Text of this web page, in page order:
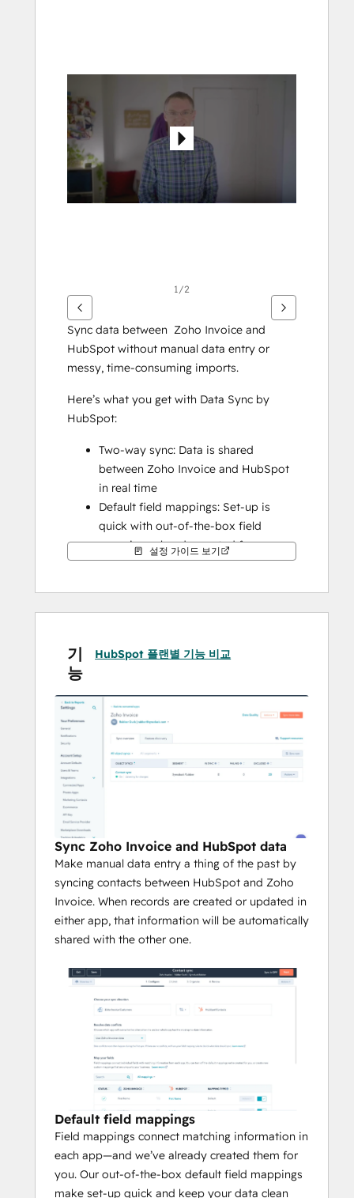
보
려
면
화
살
표
시
오.
1/2
Sync data between  Zoho Invoice and
HubSpot without manual data entry or
messy, time-consuming imports.
Here’s what you get with Data Sync by
HubSpot:
Two-way sync: Data is shared
between Zoho Invoice and HubSpot
in real time
Default field mappings: Set-up is
quick with out-of-the-box field
mappings already created for you
Historical syncing: Your existing data
below to know which objects will be
synced.
설정 가이드 보기
기
능
HubSpot 플랜별 기능 비교
Sync Zoho Invoice and HubSpot data
Make manual data entry a thing of the past by
syncing contacts between HubSpot and Zoho
Invoice. When records are created or updated in
either app, that information will be automatically
shared with the other one.
Default field mappings
Field mappings connect matching information in
each app—and we’ve already created them for
you. Our out-of-the-box default field mappings
make set-up quick and keep your data clean